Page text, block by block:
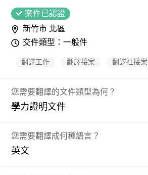
案件已認證
新竹市 北區
交件類型：一般件
翻譯工作 翻譯接案 翻譯社接案
您需要翻譯的文件類型為何？
學力證明文件
您需要翻譯成何種語言？
英文